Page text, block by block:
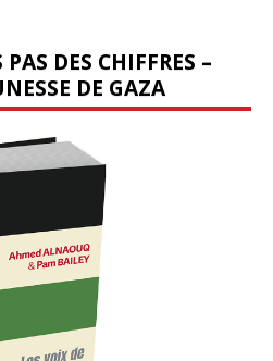
DES CHIFFRES –
DE GAZA